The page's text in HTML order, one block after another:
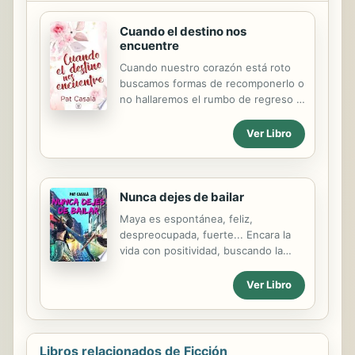
Cuando el destino nos
encuentre
Cuando nuestro corazón está roto
buscamos formas de recomponerlo o
no hallaremos el rumbo de regreso a
destino solo es caprichoso, pero
siembre acaba encontrándonos.
Ver Libro
Nunca dejes de bailar
Maya es espontánea, feliz,
despreocupada, fuerte... Encara la
vida con positividad, buscando la
momentos, sin agobiarse con el
rumbo que puedan tomar sus
decisiones. Aunque la vida le aseste
golpes, ella siempre consigue
quedarse con la mejor parte de lo
Ver Libro
Libros relacionados de Ficción